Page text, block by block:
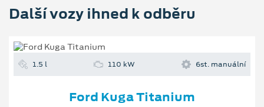
Další vozy ihned k odběru
1.5 l 110 kW 6st. manuální
Ford Kuga Titanium